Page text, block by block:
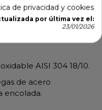
AISI 304 18/10.
de acero
encolada.
de privacidad y cookies
por última vez el:
23/01/2026